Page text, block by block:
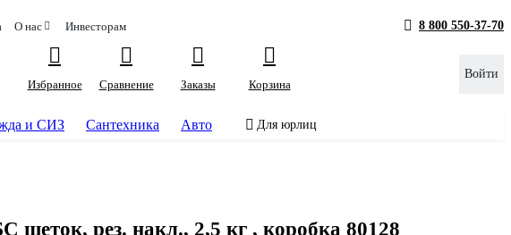
О нас Инвесторам 8 800 550-37-70
Избранное
Сравнение Заказы Корзина
Войти
и СИЗ Сантехника Авто Для юрлиц
щеток, рез. накл., 2,5 кг , коробка 80128